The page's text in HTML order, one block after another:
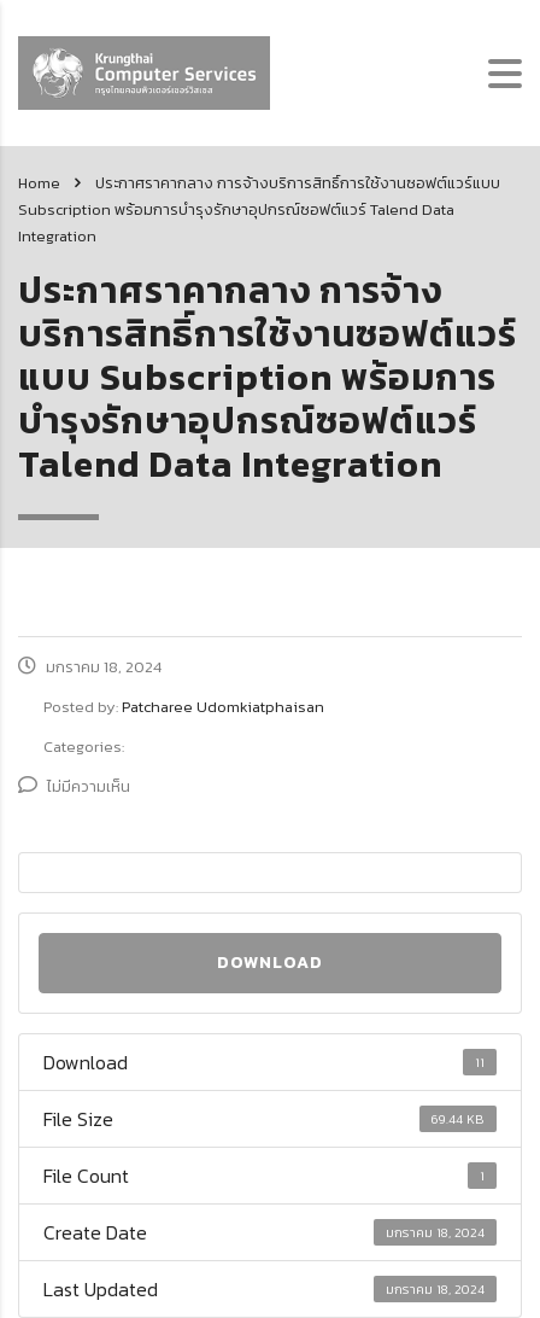
Home
ประกาศราคากลาง การจ้างบริการสิทธิ์การใช้งานซอฟต์แวร์แบบ
Subscription พร้อมการบำรุงรักษาอุปกรณ์ซอฟต์แวร์ Talend Data
Integration
ประกาศราคากลาง การจ้าง
บริการสิทธิ์การใช้งานซอฟต์แวร์
แบบ Subscription พร้อมการ
บำรุงรักษาอุปกรณ์ซอฟต์แวร์
Talend Data Integration
มกราคม 18, 2024
Posted by:Patcharee Udomkiatphaisan
Categories:
ไม่มีความเห็น
DOWNLOAD
Download 11
File Size 69.44 KB
File Count 1
Create Date มกราคม 18, 2024
Last Updated มกราคม 18, 2024